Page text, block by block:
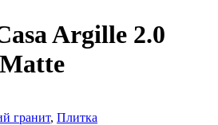
Argille 2.0
гранит, Плитка